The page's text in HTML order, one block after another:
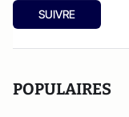
SUIVRE
POPULAIRES